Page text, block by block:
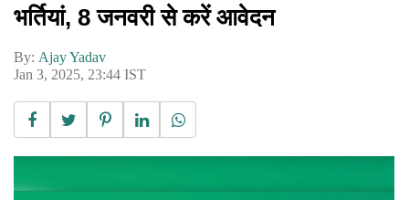
भर्तियां, 8 जनवरी से करें आवेदन
By: Ajay Yadav
Jan 3, 2025, 23:44 IST